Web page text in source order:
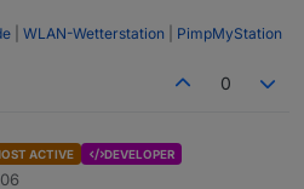
WLAN-Wetterstation PimpMyStation
0
ACTIVE DEVELOPER